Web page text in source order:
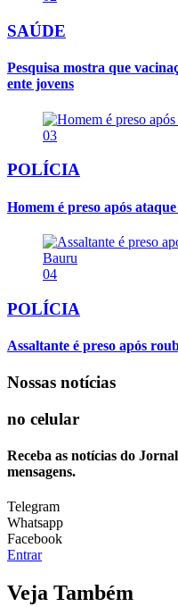
SAÚDE
Pesquisa mostra que
ente jovens
03
POLÍCIA
Homem é preso após
04
POLÍCIA
Assaltante é preso após
Nossas notícias
no celular
Receba as notícias do
mensagens.
Telegram
Whatsapp
Facebook
Entrar
Veja Também